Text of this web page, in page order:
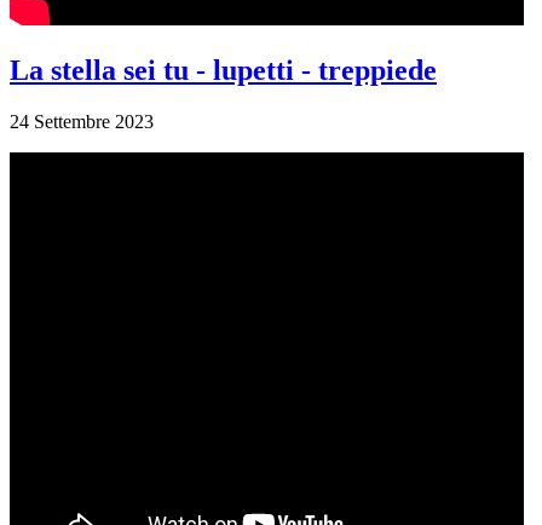
La stella sei tu - lupetti - treppiede
24 Settembre 2023